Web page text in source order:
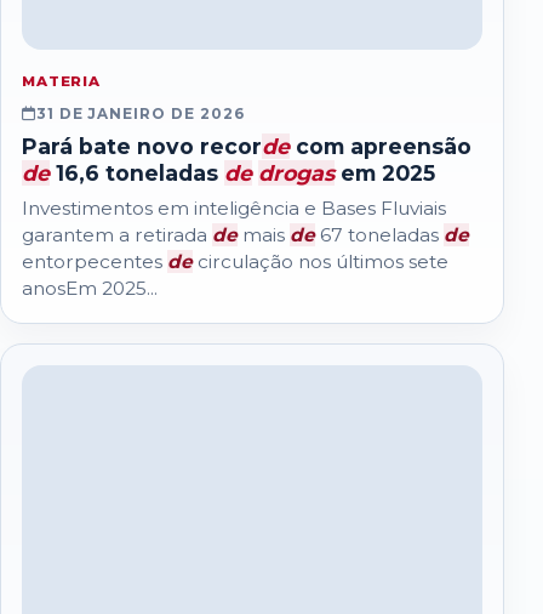
MATERIA
31 DE JANEIRO DE 2026
Pará bate novo recordecom apreensão
de16,6 toneladas de drogasem 2025
Investimentos em inteligência e Bases Fluviais
garantem a retirada demais de67 toneladas de
entorpecentes decirculação nos últimos sete
anosEm 2025...